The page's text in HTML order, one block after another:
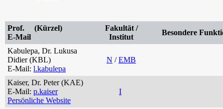
Prof. (Kürzel)
E-Mail
Fakultät /
Institut
Besondere
Kabulepa, Dr. Lukusa
Didier (KBL)
E-Mail: l.kabulepa
N /EMB
Kaiser, Dr. Peter (KAE)
E-Mail: p.kaiser
Persönliche Website
I